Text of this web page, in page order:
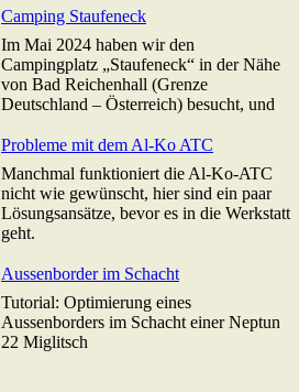
Camping Staufeneck
Im Mai 2024 haben wir den
Campingplatz „Staufeneck“ in der Nähe
von Bad Reichenhall (Grenze
Deutschland – Österreich) besucht, und
Probleme mit dem Al-Ko ATC
Manchmal funktioniert die Al-Ko-ATC
nicht wie gewünscht, hier sind ein paar
Lösungsansätze, bevor es in die Werkstatt
geht.
Aussenborder im Schacht
Tutorial: Optimierung eines
Aussenborders im Schacht einer Neptun
22 Miglitsch